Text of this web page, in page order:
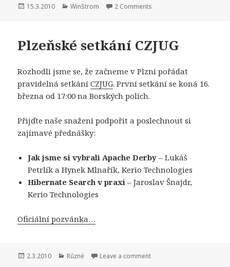
Publikováno:
15.3.2010 Rubriky:
WinStrom 2 Comments
Plzeňské setkání CZJUG
Rozhodli jsme se, že začneme v Plzni pořádat
pravidelná setkáníCZJUG. První setkání se koná 16.
března od 17:00 na Borských polích.
Přijďte naše snažení podpořit a poslechnout si
zajímavé přednášky:
Jak jsme si vybrali Apache Derby – Lukáš
Petrlík a Hynek Mlnařík, Kerio Technologies
Hibernate Search v praxi – Jaroslav Šnajdr,
Kerio Technologies
Oficiální pozvánka…
Publikováno:
2.3.2010 Rubriky:
Různé Leave a comment